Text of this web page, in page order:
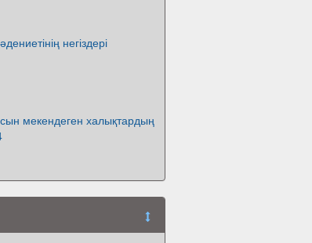
негіздері
мекендеген халықтардың